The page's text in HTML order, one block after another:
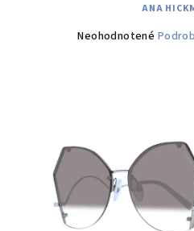
ANA
Priemerné
hviezdičiek.
Neohodnotené